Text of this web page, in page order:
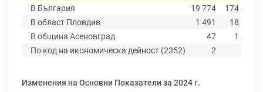
В България
19 774
174 403
В област Пловдив
1 491
18 305
В община Асеновград
47
1 418
По код на икономическа дейност (2352)
2
Изменения на Основни Показатели за 2024 г.